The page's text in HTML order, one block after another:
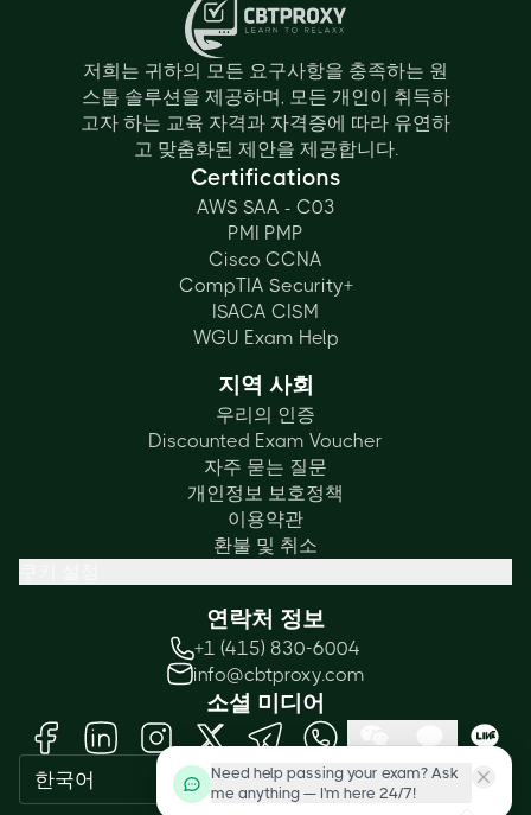
저희는 귀하의 모든 요구사항을 충족하는 원
스톱 솔루션을 제공하며, 모든 개인이 취득하
고자 하는 교육 자격과 자격증에 따라 유연하
고 맞춤화된 제안을 제공합니다.
Certifications
AWS SAA - C03
PMI PMP
Cisco CCNA
CompTIA Security+
ISACA CISM
WGU Exam Help
지역 사회
우리의 인증
Discounted Exam Voucher
자주 묻는 질문
개인정보 보호정책
이용약관
환불 및 취소
연락처 정보
+1 (415) 830-6004
info@cbtproxy.com
소셜 미디어
한국어
Need help passing your exam? Ask
me anything — I'm here 24/7!